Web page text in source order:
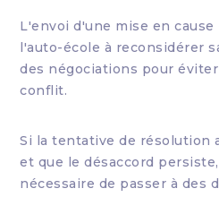
L'envoi d'une mise en
l'auto-école à reconsidérer
des négociations pour
conflit.
Si la tentative de résolution
et que le désaccord
nécessaire de passer à des